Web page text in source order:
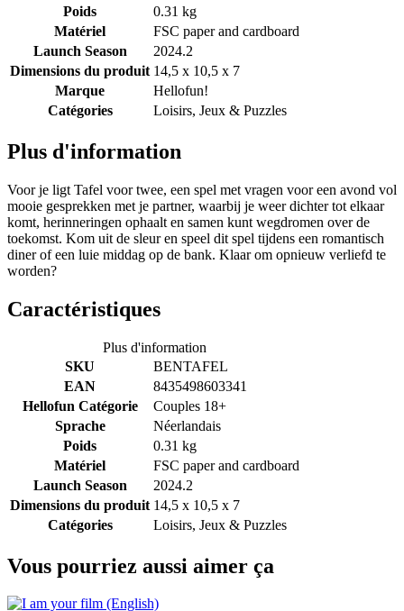
Poids
0.31 kg
Matériel
FSC paper and cardboard
Launch Season
2024.2
Dimensions du produit 14,5 x 10,5 x 7
Marque
Hellofun!
Catégories
Loisirs, Jeux & Puzzles
Plus d'information
Voor je ligt Tafel voor twee, een spel met vragen voor een avond vol
mooie gesprekken met je partner, waarbij je weer dichter tot elkaar
komt, herinneringen ophaalt en samen kunt wegdromen over de
toekomst. Kom uit de sleur en speel dit spel tijdens een romantisch
diner of een luie middag op de bank. Klaar om opnieuw verliefd te
worden?
Caractéristiques
Plus d'information
SKU
BENTAFEL
EAN
8435498603341
Hellofun Catégorie
Couples 18+
Sprache
Néerlandais
Poids
0.31 kg
Matériel
FSC paper and cardboard
Launch Season
2024.2
Dimensions du produit 14,5 x 10,5 x 7
Catégories
Loisirs, Jeux & Puzzles
Vous pourriez aussi aimer ça